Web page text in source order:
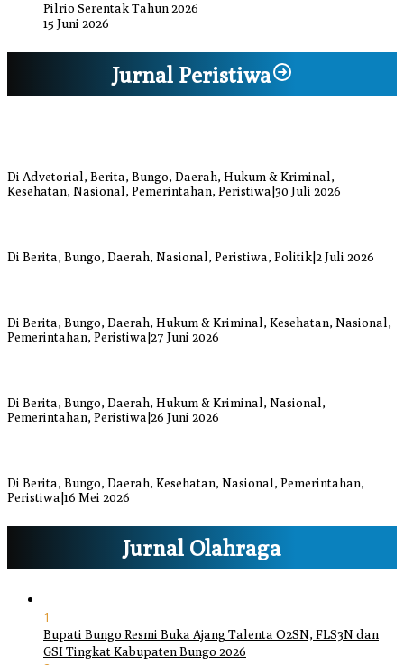
Pilrio Serentak Tahun 2026
15 Juni 2026
Jurnal Peristiwa
Di Advetorial, Berita, Bungo, Daerah, Hukum & Kriminal,
Kesehatan, Nasional, Pemerintahan, Peristiwa 30 Juli 2026
Di Berita, Bungo, Daerah, Nasional, Peristiwa, Politik|2 Juli 2026
Di Berita, Bungo, Daerah, Hukum & Kriminal, Kesehatan, Nasional,
Pemerintahan, Peristiwa 27 Juni 2026
Di Berita, Bungo, Daerah, Hukum & Kriminal, Nasional,
Pemerintahan, Peristiwa 26 Juni 2026
Di Berita, Bungo, Daerah, Kesehatan, Nasional, Pemerintahan,
Peristiwa 16 Mei 2026
Jurnal Olahraga
1
Bupati Bungo Resmi Buka Ajang Talenta O2SN, FLS3N dan
GSI Tingkat Kabupaten Bungo 2026